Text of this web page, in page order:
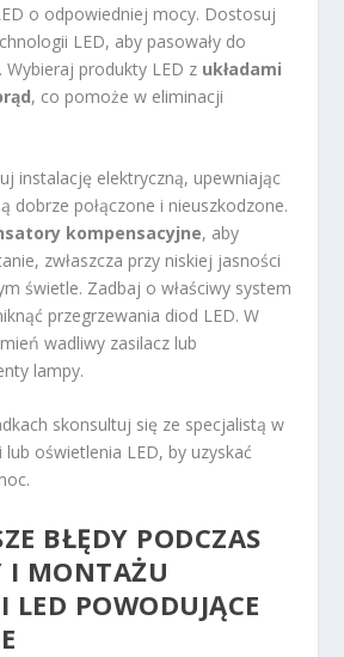
o odpowiedniej mocy. Dostosuj
LED, aby pasowały do
Wybieraj produkty LED z układami
, co pomoże w eliminacji
instalację elektryczną, upewniając
dobrze połączone i nieuszkodzone.
kompensacyjne, aby
zwłaszcza przy niskiej jasności
świetle. Zadbaj o właściwy system
przegrzewania diod LED. W
wadliwy zasilacz lub
lampy.
skonsultuj się ze specjalistą w
lub oświetlenia LED, by uzyskać
BŁĘDY PODCZAS
I MONTAŻU
LED POWODUJĄCE